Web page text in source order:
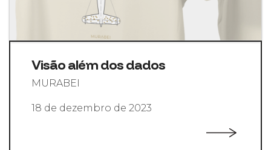
Visão além dos dados
MURABEI
18 de dezembro de 2023